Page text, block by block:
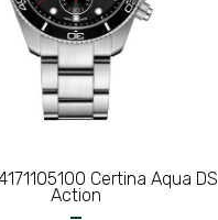
Certina Aqua DS
Action